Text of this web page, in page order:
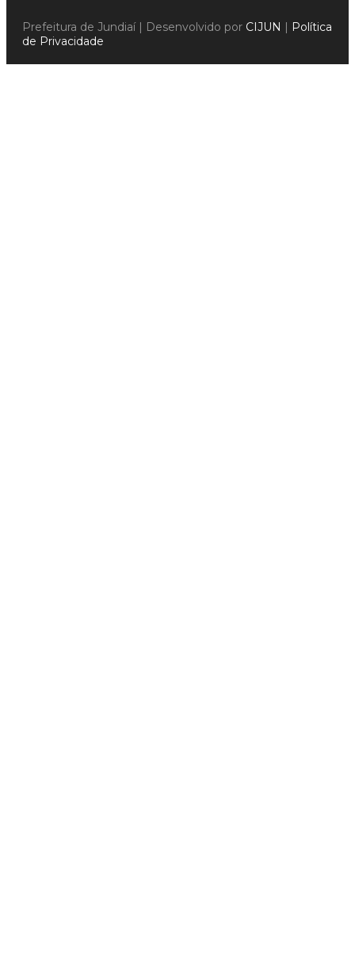
Prefeitura de Jundiaí | Desenvolvido por CIJUN | Política
de Privacidade